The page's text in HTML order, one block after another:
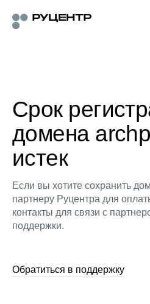
Срок
домена
истек
Если вы хотите сохранить
партнеру Руцентра для
контакты для связи с
поддержки.
Обратиться в поддержку